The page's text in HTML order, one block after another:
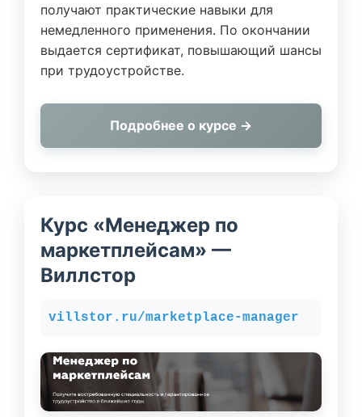
получают практические навыки для
немедленного применения. По окончании
выдается сертификат, повышающий шансы
при трудоустройстве.
Подробнее о курсе →
Курс «Менеджер по
маркетплейсам» —
Виллстор
villstor.ru/marketplace-manager